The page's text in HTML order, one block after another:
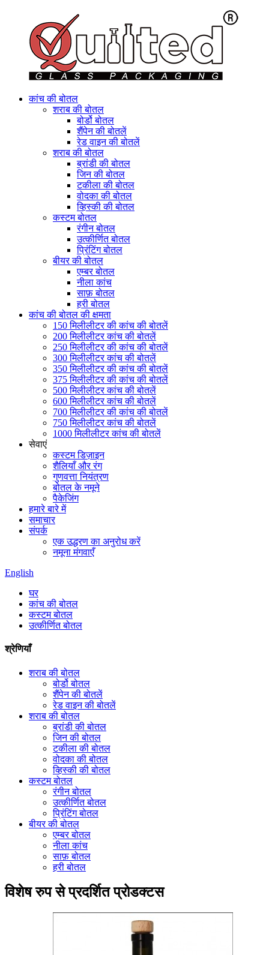
कांच की बोतल
शराब की बोतल
बोर्डो बोतल
शैंपेन की बोतलें
रेड वाइन की बोतलें
शराब की बोतल
ब्रांडी की बोतल
जिन की बोतल
टकीला की बोतल
वोदका की बोतल
व्हिस्की की बोतल
कस्टम बोतल
रंगीन बोतल
उत्कीर्णित बोतल
प्रिंटिंग बोतल
बीयर की बोतल
एम्बर बोतल
नीला कांच
साफ़ बोतल
हरी बोतल
कांच की बोतल की क्षमता
150 मिलीलीटर की कांच की बोतलें
200 मिलीलीटर कांच की बोतलें
250 मिलीलीटर की कांच की बोतलें
300 मिलीलीटर कांच की बोतलें
350 मिलीलीटर की कांच की बोतलें
375 मिलीलीटर की कांच की बोतलें
500 मिलीलीटर कांच की बोतलें
600 मिलीलीटर कांच की बोतलें
700 मिलीलीटर की कांच की बोतलें
750 मिलीलीटर कांच की बोतलें
1000 मिलीलीटर कांच की बोतलें
सेवाएं
कस्टम डिज़ाइन
शैलियाँ और रंग
गुणवत्ता नियंत्रण
बोतल के नमूने
पैकेजिंग
हमारे बारे में
समाचार
संपर्क
एक उद्धरण का अनुरोध करें
नमूना मंगवाएँ
English
घर
कांच की बोतल
कस्टम बोतल
उत्कीर्णित बोतल
श्रेणियाँ
शराब की बोतल
बोर्डो बोतल
शैंपेन की बोतलें
रेड वाइन की बोतलें
शराब की बोतल
ब्रांडी की बोतल
जिन की बोतल
टकीला की बोतल
वोदका की बोतल
व्हिस्की की बोतल
कस्टम बोतल
रंगीन बोतल
उत्कीर्णित बोतल
प्रिंटिंग बोतल
बीयर की बोतल
एम्बर बोतल
नीला कांच
साफ़ बोतल
हरी बोतल
विशेष रुप से प्रदर्शित प्रोडक्टस